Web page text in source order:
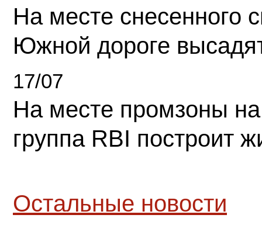
На месте снесенного
Южной дороге
17/07
На месте промзоны
группа RBI построит
Остальные новости